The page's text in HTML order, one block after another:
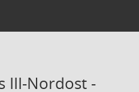
III-Nordost -